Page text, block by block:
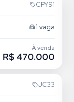
CPY91
1 vaga
À venda
R$ 470.000
JC33